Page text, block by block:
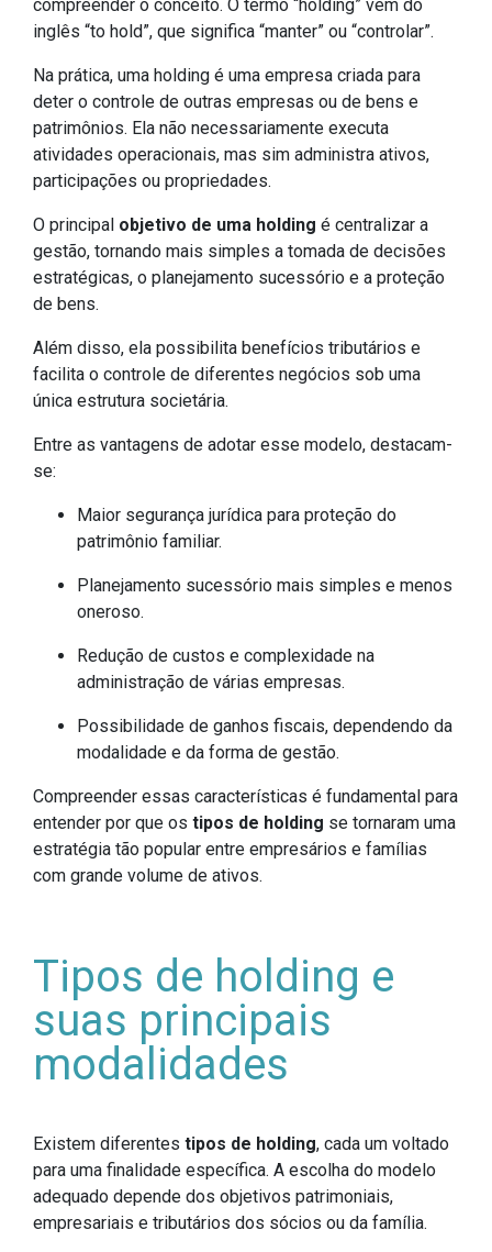
compreender o conceito. O termo “holding” vem do
inglês “to hold”, que significa “manter” ou “controlar”.
Na prática, uma holding é uma empresa criada para
deter o controle de outras empresas ou de bens e
patrimônios. Ela não necessariamente executa
atividades operacionais, mas sim administra ativos,
participações ou propriedades.
O principal objetivo de uma holding é centralizar a
gestão, tornando mais simples a tomada de decisões
estratégicas, o planejamento sucessório e a proteção
de bens.
Além disso, ela possibilita benefícios tributários e
facilita o controle de diferentes negócios sob uma
única estrutura societária.
Entre as vantagens de adotar esse modelo, destacam-
se:
Maior segurança jurídica para proteção do
patrimônio familiar.
Planejamento sucessório mais simples e menos
oneroso.
Redução de custos e complexidade na
administração de várias empresas.
Possibilidade de ganhos fiscais, dependendo da
modalidade e da forma de gestão.
Compreender essas características é fundamental para
entender por que os tipos de holding se tornaram uma
estratégia tão popular entre empresários e famílias
com grande volume de ativos.
Tipos de holding e
suas principais
modalidades
Existem diferentes tipos de holding, cada um voltado
para uma finalidade específica. A escolha do modelo
adequado depende dos objetivos patrimoniais,
empresariais e tributários dos sócios ou da família.